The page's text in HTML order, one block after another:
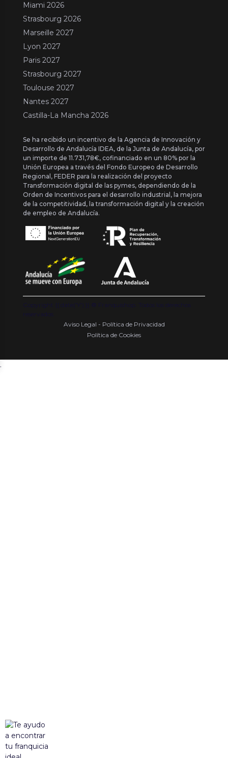
Miami 2026
Strasbourg 2026
Marseille 2027
Lyon 2027
Paris 2027
Strasbourg 2027
Toulouse 2027
Nantes 2027
Castilla-La Mancha 2026
Se ha recibido un incentivo de la Agencia de Innovación y
Desarrollo de Andalucía IDEA, de la Junta de Andalucía, por
un importe de 11.731,78€, cofinanciado en un 80% por la
Unión Europea a través del Fondo Europeo de Desarrollo
Regional, FEDER para la realización del proyecto
Transformación digital de las pymes, dependiendo de la
Orden de Incentivos para el desarrollo industrial, la mejora
de la competitividad, la transformación digital y la creación
de empleo de Andalucía.
Copyright {{ date('Y') }} ® Franquishop. Todos los derechos
reservados
Aviso Legal - Política de Privacidad
Política de Cookies
.